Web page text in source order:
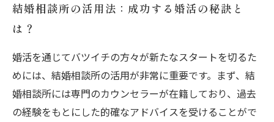
結婚相談所の活用法：成功する婚活の秘訣と
は？
婚活を通じてバツイチの方々が新たなスタートを切るた
めには、結婚相談所の活用が非常に重要です。まず、結
婚相談所には専門のカウンセラーが在籍しており、過去
の経験をもとにした的確なアドバイスを受けることがで